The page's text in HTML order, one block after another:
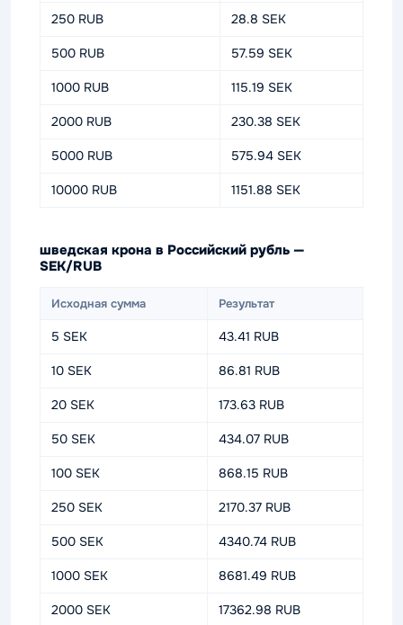
250 RUB 28.8 SEK
500 RUB 57.59 SEK
1000 RUB 115.19 SEK
2000 RUB 230.38 SEK
5000 RUB 575.94 SEK
10000 RUB 1151.88 SEK
шведская крона в Российский рубль —
SEK/RUB
Исходная сумма Результат
5 SEK 43.41 RUB
10 SEK 86.81 RUB
20 SEK 173.63 RUB
50 SEK 434.07 RUB
100 SEK 868.15 RUB
250 SEK 2170.37 RUB
500 SEK 4340.74 RUB
1000 SEK 8681.49 RUB
2000 SEK 17362.98 RUB